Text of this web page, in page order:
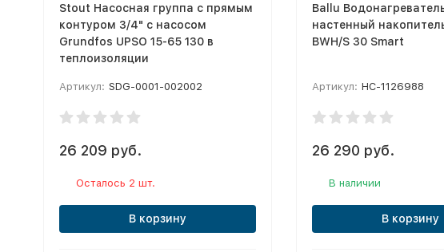
Stout Насосная группа с прямым
контуром 3/4" с насосом
Grundfos UPSO 15-65 130 в
теплоизоляции
Артикул: SDG-0001-002002
26 209 руб.
Осталось 2 шт.
В корзину
Ballu
настенный
BWH/S 30 Smart
Артикул: НС-1126988
26 290 руб.
В наличии
В корзину